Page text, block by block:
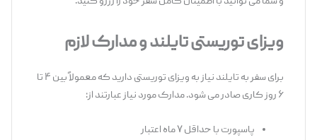
ویزای توریستی تایلند و مدارک لازم
برای سفر به تایلند نیاز به ویزای توریستی دارید که معمولاً بین ۴ تا
پاسپورت با حداقل ۷ ماه اعتبار